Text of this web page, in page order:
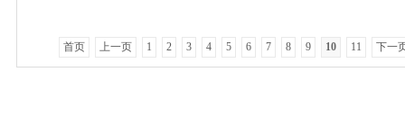
首页 上一页 1 2 3 4 5 6 7 8 9 10 11 下一